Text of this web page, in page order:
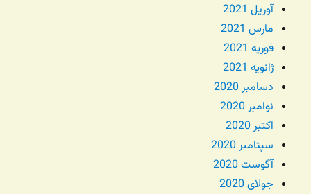
آوریل 2021
مارس 2021
فوریه 2021
ژانویه 2021
دسامبر 2020
نوامبر 2020
اکتبر 2020
سپتامبر 2020
آگوست 2020
جولای 2020